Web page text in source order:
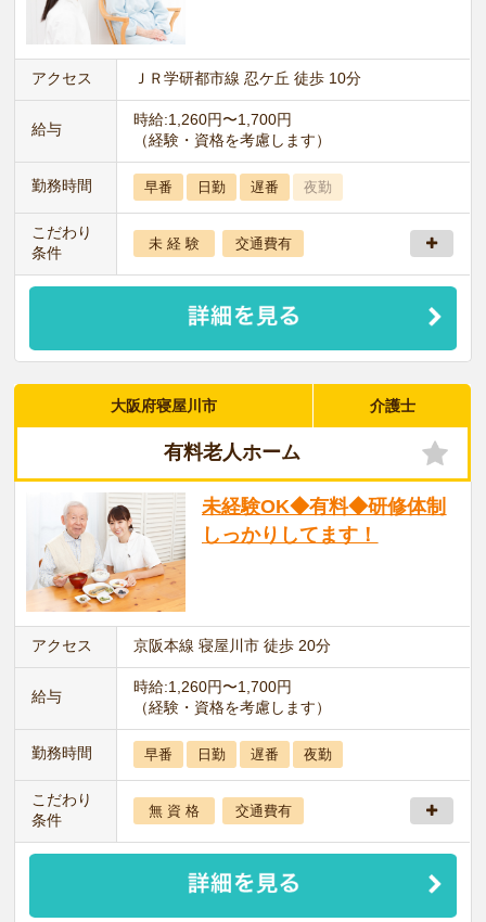
アクセス ＪＲ学研都市線 忍ケ丘 徒歩 10分
給与
時給:1,260円〜1,700円
（経験・資格を考慮します）
勤務時間 早番 日勤 遅番 夜勤
こだわり
条件
未 経 験 交通費有
大阪府寝屋川市 介護士
有料老人ホーム
未経験OK◆有料◆研修体制
しっかりしてます！
アクセス 京阪本線 寝屋川市 徒歩 20分
給与
時給:1,260円〜1,700円
（経験・資格を考慮します）
勤務時間 早番 日勤 遅番 夜勤
こだわり
条件
無 資 格 交通費有